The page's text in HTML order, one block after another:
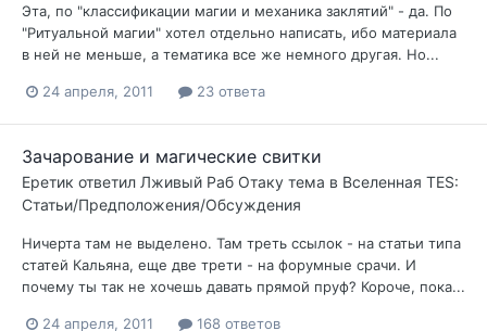
Эта, по "классификации магии и механика заклятий" - да. По
"Ритуальной магии" хотел отдельно написать, ибо материала
в ней не меньше, а тематика все же немного другая. Но...
24 апреля, 2011 23 ответа
Зачарование и магические свитки
Еретик ответил Лживый Раб Отаку тема в Вселенная TES:
Статьи/Предположения/Обсуждения
Ничерта там не выделено. Там треть ссылок - на статьи типа
статей Кальяна, еще две трети - на форумные срачи. И
почему ты так не хочешь давать прямой пруф? Короче, пока...
24 апреля, 2011 168 ответов